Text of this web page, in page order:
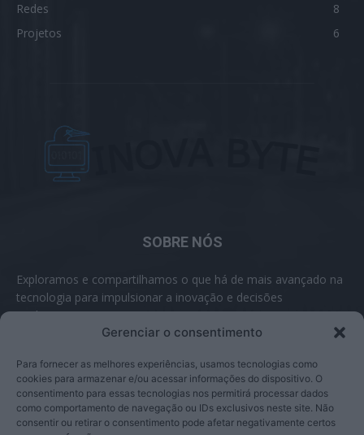
Gerenciar o consentimento
Para fornecer as melhores experiências, usamos tecnologias como
cookies para armazenar e/ou acessar informações do dispositivo. O
consentimento para essas tecnologias nos permitirá processar dados
como comportamento de navegação ou IDs exclusivos neste site. Não
consentir ou retirar o consentimento pode afetar negativamente certos
Redes
8
Projetos
6
SOBRE NÓS
Exploramos e compartilhamos o que há de mais avançado na
tecnologia para impulsionar a inovação e decisões
inteligentes.
SIGA-NOS